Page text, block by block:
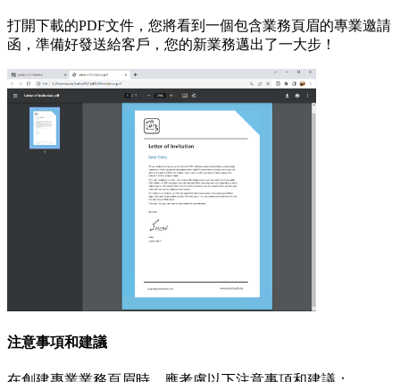
打開下載的PDF文件，您將看到一個包含業務頁眉的專業邀請
函，準備好發送給客戶，您的新業務邁出了一大步！
注意事項和建議